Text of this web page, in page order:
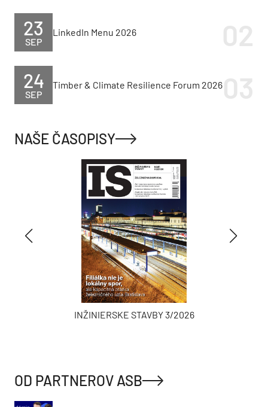
SEP
23 LinkedIn Menu 2026
SEP
24 Timber & Climate Resilience Forum 2026
NAŠE ČASOPISY
INŽINIERSKE STAVBY 3/2026
OD PARTNEROV ASB